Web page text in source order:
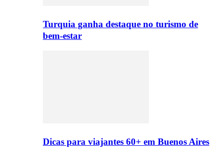
Turquia ganha destaque no turismo de
bem-estar
Dicas para viajantes 60+ em Buenos Aires